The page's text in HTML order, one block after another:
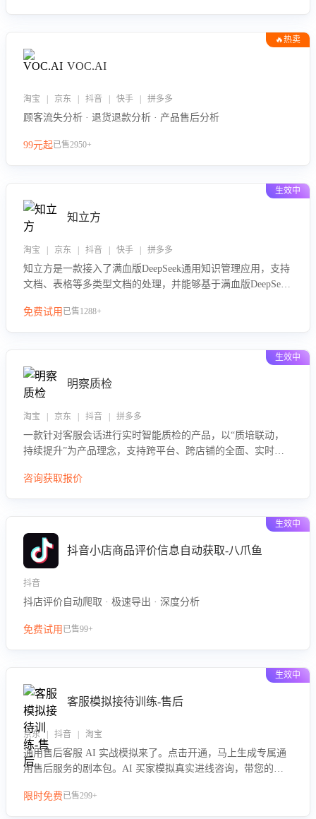
🔥热卖
VOC.AI
淘宝 | 京东 | 抖音 | 快手 | 拼多多
顾客流失分析 · 退货退款分析 · 产品售后分析
99元起已售2950+
生效中
知立方
淘宝 | 京东 | 抖音 | 快手 | 拼多多
知立方是一款接入了满血版DeepSeek通用知识管理应用，支持
文档、表格等多类型文档的处理，并能够基于满血版DeepSeek
助用户高效管理和利用知识资源。通过该产品，用户可以轻松
免费试用 已售1288+
生效中
明察质检
淘宝 | 京东 | 抖音 | 拼多多
一款针对客服会话进行实时智能质检的产品，以“质培联动，
持续提升”为产品理念，支持跨平台、跨店铺的全面、实时、
队的销服能力。
咨询获取报价
生效中
抖音小店商品评价信息自动获取-八爪鱼
抖音
抖店评价自动爬取 · 极速导出 · 深度分析
免费试用 已售99+
生效中
客服模拟接待训练-售后
京东 | 抖音 | 淘宝
通用售后客服 AI 实战模拟来了。点击开通，马上生成专属通
用售后服务的剧本包。AI 买家模拟真实进线咨询，带您的客
要点，轻松提升服务能力。
限时免费已售299+